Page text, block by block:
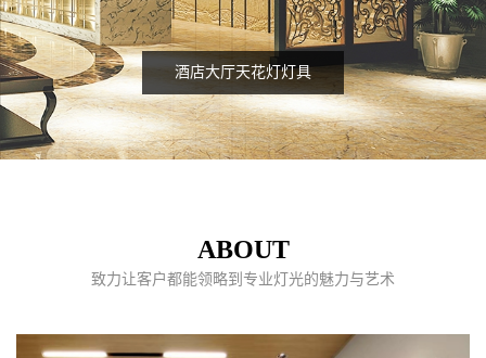
酒店大厅天花灯灯具
ABOUT
致力让客户都能领略到专业灯光的魅力与艺术